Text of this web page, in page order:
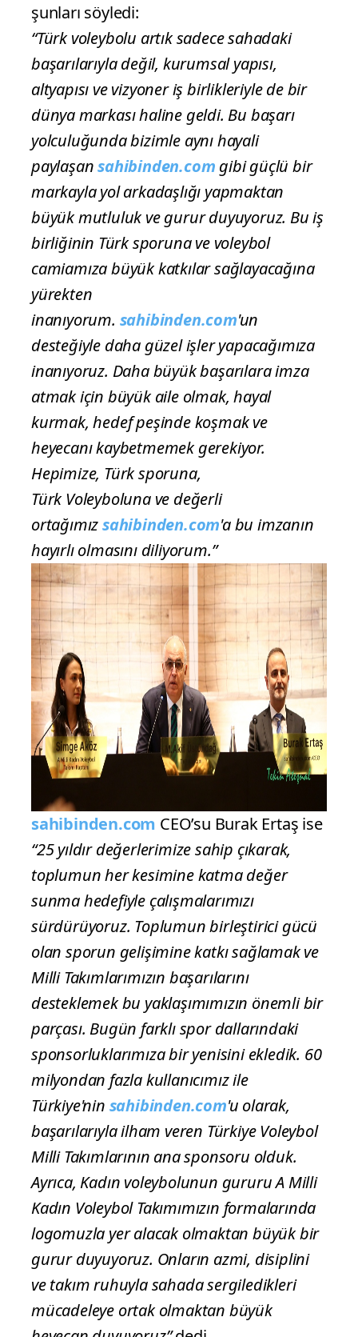
şunları söyledi:
“Türk voleybolu artık sadece sahadaki
başarılarıyla değil, kurumsal yapısı,
altyapısı ve vizyoner iş birlikleriyle de bir
dünya markası haline geldi. Bu başarı
yolculuğunda bizimle aynı hayali
paylaşansahibinden.com gibi güçlü bir
markayla yol arkadaşlığı yapmaktan
büyük mutluluk ve gurur duyuyoruz. Bu iş
birliğinin Türk sporuna ve voleybol
camiamıza büyük katkılar sağlayacağına
yürekten
inanıyorum. sahibinden.com'un
desteğiyle daha güzel işler yapacağımıza
inanıyoruz. Daha büyük başarılara imza
atmak için büyük aile olmak, hayal
kurmak, hedef peşinde koşmak ve
heyecanı kaybetmemek gerekiyor.
Hepimize, Türk sporuna,
Türk Voleyboluna ve değerli
ortağımızsahibinden.com'a bu imzanın
hayırlı olmasını diliyorum.”
sahibinden.com CEO’su Burak Ertaş ise
“25 yıldır değerlerimize sahip çıkarak,
toplumun her kesimine katma değer
sunma hedefiyle çalışmalarımızı
sürdürüyoruz. Toplumun birleştirici gücü
olan sporun gelişimine katkı sağlamak ve
Milli Takımlarımızın başarılarını
desteklemek bu yaklaşımımızın önemli bir
parçası. Bugün farklı spor dallarındaki
sponsorluklarımıza bir yenisini ekledik. 60
milyondan fazla kullanıcımız ile
Türkiye'nin sahibinden.com'u olarak,
başarılarıyla ilham veren Türkiye Voleybol
Milli Takımlarının ana sponsoru olduk.
Ayrıca, Kadın voleybolunun gururu A Milli
Kadın Voleybol Takımımızın formalarında
logomuzla yer alacak olmaktan büyük bir
gurur duyuyoruz. Onların azmi, disiplini
ve takım ruhuyla sahada sergiledikleri
mücadeleye ortak olmaktan büyük